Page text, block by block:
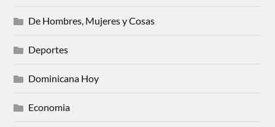
De Hombres, Mujeres y Cosas
Deportes
Dominicana Hoy
Economia